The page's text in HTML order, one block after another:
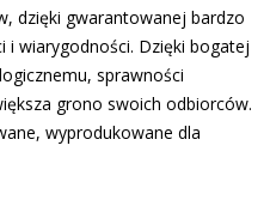
dzięki gwarantowanej bardzo
i wiarygodności. Dzięki bogatej
sprawności
grono swoich odbiorców.
wyprodukowane dla